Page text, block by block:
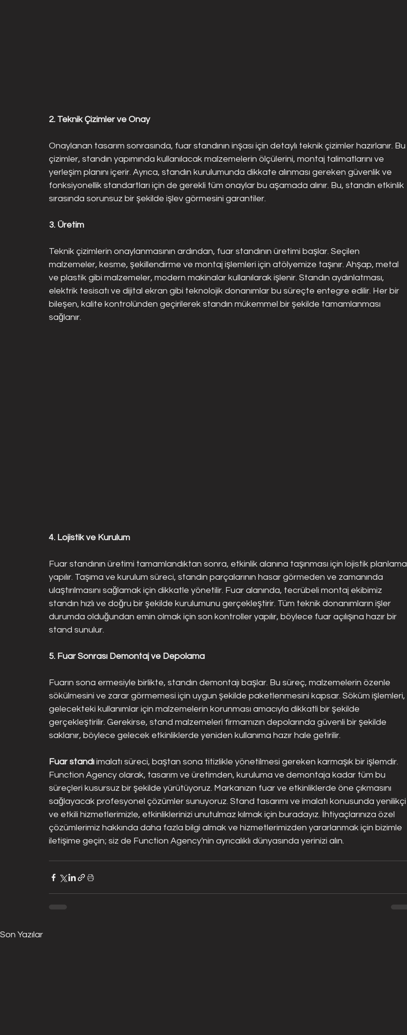
2. Teknik Çizimler ve Onay
Onaylanan tasarım sonrasında, fuar standının inşası için detaylı teknik çizimler hazırlanır. Bu
çizimler, standın yapımında kullanılacak malzemelerin ölçülerini, montaj talimatlarını ve
yerleşim planını içerir. Ayrıca, standın kurulumunda dikkate alınması gereken güvenlik ve
fonksiyonellik standartları için de gerekli tüm onaylar bu aşamada alınır. Bu, standın etkinlik
sırasında sorunsuz bir şekilde işlev görmesini garantiler.
3. Üretim
Teknik çizimlerin onaylanmasının ardından, fuar standının üretimi başlar. Seçilen
malzemeler, kesme, şekillendirme ve montaj işlemleri için atölyemize taşınır. Ahşap, metal
ve plastik gibi malzemeler, modern makinalar kullanılarak işlenir. Standın aydınlatması,
elektrik tesisatı ve dijital ekran gibi teknolojik donanımlar bu süreçte entegre edilir. Her bir
bileşen, kalite kontrolünden geçirilerek standın mükemmel bir şekilde tamamlanması
sağlanır.
4. Lojistik ve Kurulum
Fuar standının üretimi tamamlandıktan sonra, etkinlik alanına taşınması için lojistik planlama
yapılır. Taşıma ve kurulum süreci, standın parçalarının hasar görmeden ve zamanında
ulaştırılmasını sağlamak için dikkatle yönetilir. Fuar alanında, tecrübeli montaj ekibimiz
standın hızlı ve doğru bir şekilde kurulumunu gerçekleştirir. Tüm teknik donanımların işler
durumda olduğundan emin olmak için son kontroller yapılır, böylece fuar açılışına hazır bir
stand sunulur.
5. Fuar Sonrası Demontaj ve Depolama
Fuarın sona ermesiyle birlikte, standın demontajı başlar. Bu süreç, malzemelerin özenle
sökülmesini ve zarar görmemesi için uygun şekilde paketlenmesini kapsar. Söküm işlemleri,
gelecekteki kullanımlar için malzemelerin korunması amacıyla dikkatli bir şekilde
gerçekleştirilir. Gerekirse, stand malzemeleri firmamızın depolarında güvenli bir şekilde
saklanır, böylece gelecek etkinliklerde yeniden kullanıma hazır hale getirilir.
Fuar standı imalatı süreci, baştan sona titizlikle yönetilmesi gereken karmaşık bir işlemdir.
Function Agency olarak, tasarım ve üretimden, kuruluma ve demontaja kadar tüm bu
süreçleri kusursuz bir şekilde yürütüyoruz. Markanızın fuar ve etkinliklerde öne çıkmasını
sağlayacak profesyonel çözümler sunuyoruz. Stand tasarımı ve imalatı konusunda yenilikçi
ve etkili hizmetlerimizle, etkinliklerinizi unutulmaz kılmak için buradayız. İhtiyaçlarınıza özel
çözümlerimiz hakkında daha fazla bilgi almak ve hizmetlerimizden yararlanmak için bizimle
iletişime geçin; siz de Function Agency'nin ayrıcalıklı dünyasında yerinizi alın.
Son Yazılar